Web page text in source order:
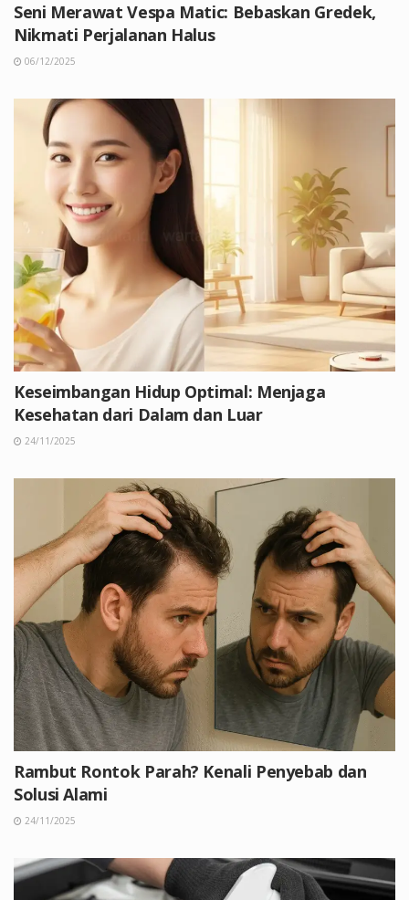
Seni Merawat Vespa Matic: Bebaskan Gredek,
Nikmati Perjalanan Halus
06/12/2025
Keseimbangan Hidup Optimal: Menjaga
Kesehatan dari Dalam dan Luar
24/11/2025
Rambut Rontok Parah? Kenali Penyebab dan
Solusi Alami
24/11/2025